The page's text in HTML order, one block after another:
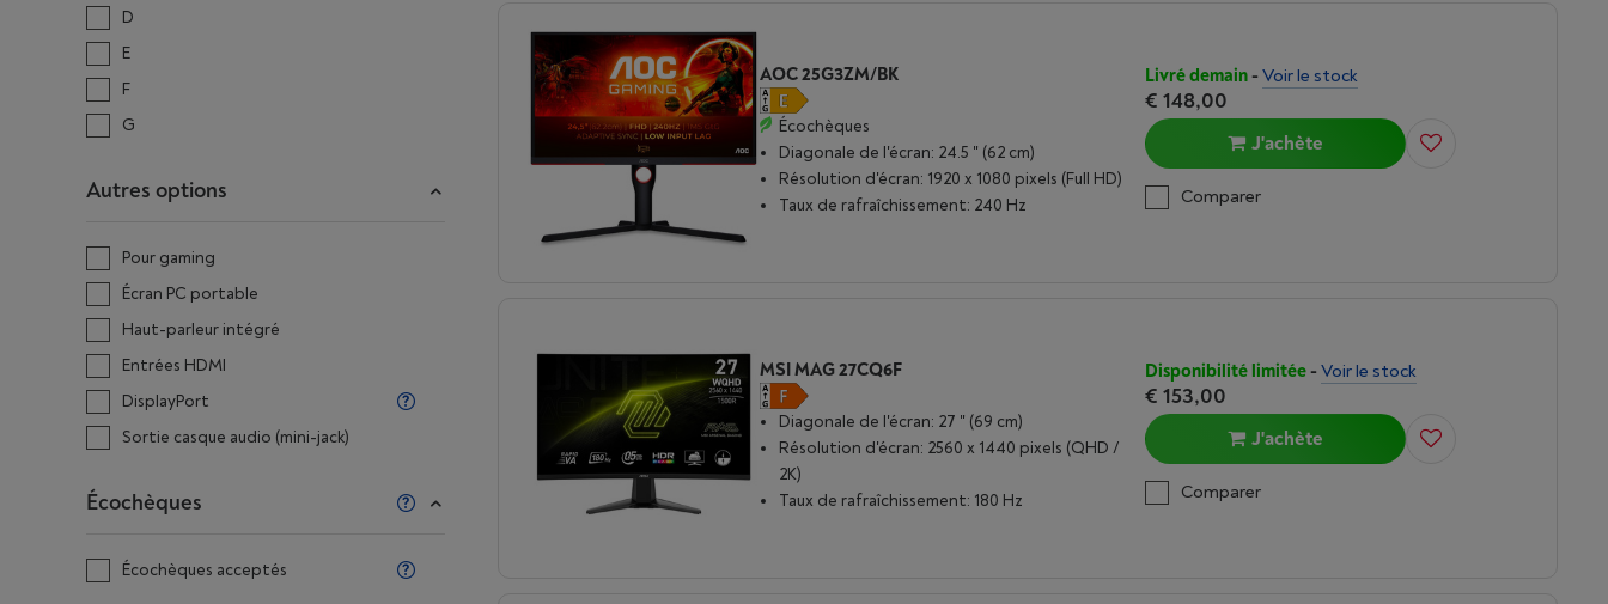
D
E
F
G
Autres options
Pour gaming
Écran PC portable
Haut-parleur intégré
Entrées HDMI
DisplayPort
Sortie casque audio (mini-jack)
Écochèques
Écochèques acceptés
AOC 25G3ZM/BK
Écochèques
Diagonale de l'écran: 24.5 " (62 cm)
Résolution d'écran: 1920 x 1080 pixels (Full HD)
Taux de rafraîchissement: 240 Hz
Livré demain- Voir le stock
€ 148,00
J'achète
Comparer
MSI MAG 27CQ6F
Diagonale de l'écran: 27 " (69 cm)
Résolution d'écran: 2560 x 1440 pixels (QHD /
2K)
Taux de rafraîchissement: 180 Hz
Disponibilité limitée- Voir le stock
€ 153,00
J'achète
Comparer